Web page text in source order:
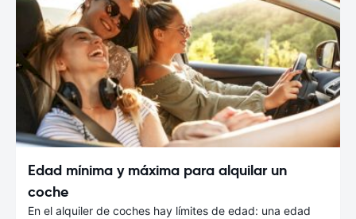
Edad mínima y máxima para alquilar un
coche
En el alquiler de coches hay límites de edad: una edad